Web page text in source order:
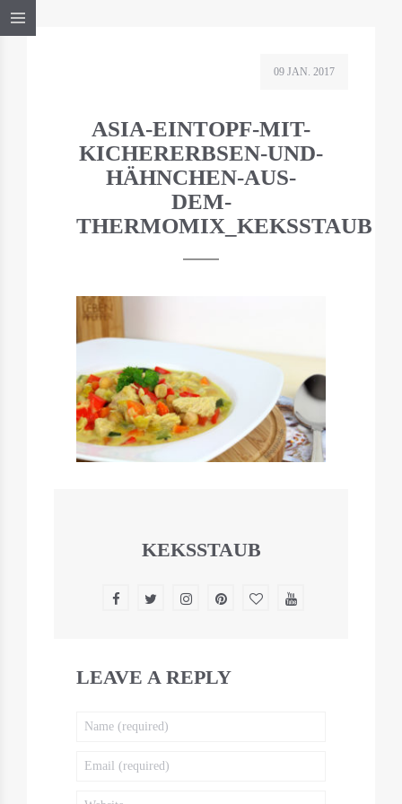
09 JAN. 2017
ASIA-EINTOPF-MIT-
KICHERERBSEN-UND-
HÄHNCHEN-AUS-
DEM-
THERMOMIX_KEKSSTAUB
KEKSSTAUB
LEAVE A REPLY